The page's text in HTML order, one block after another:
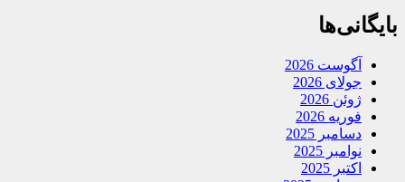
بایگانی‌ها
آگوست 2026
جولای 2026
ژوئن 2026
فوریه 2026
دسامبر 2025
نوامبر 2025
اکتبر 2025